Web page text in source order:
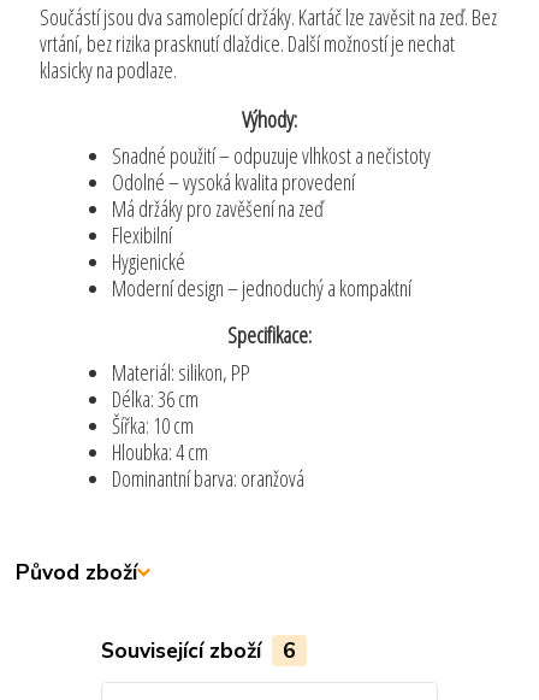
Součástí jsou dva samolepící držáky. Kartáč lze zavěsit na zeď. Bez
vrtání, bez rizika prasknutí dlaždice. Další možností je nechat
klasicky na podlaze.
Výhody:
Snadné použití – odpuzuje vlhkost a nečistoty
Odolné – vysoká kvalita provedení
Má držáky pro zavěšení na zeď
Flexibilní
Hygienické
Moderní design – jednoduchý a kompaktní
Specifikace:
Materiál: silikon, PP
Délka: 36 cm
Šířka: 10 cm
Hloubka: 4 cm
Dominantní barva: oranžová
Původ zboží
Související zboží 6